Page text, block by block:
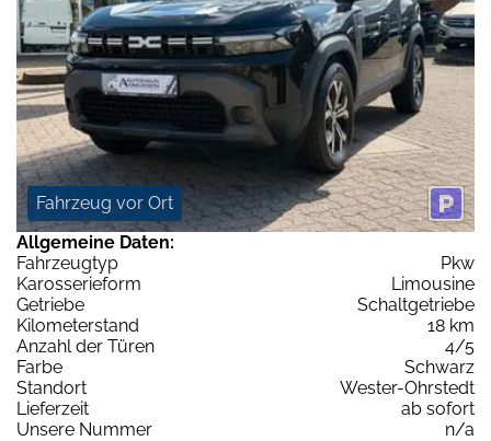
Fahrzeug vor Ort
Allgemeine Daten:
Fahrzeugtyp
Pkw
Karosserieform
Limousine
Getriebe
Schaltgetriebe
Kilometerstand
18 km
Anzahl der Türen
4/5
Farbe
Schwarz
Standort
Wester-Ohrstedt
Lieferzeit
ab sofort
Unsere Nummer
n/a